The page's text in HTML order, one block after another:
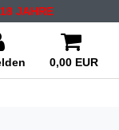
JAHRE
0,00 EUR